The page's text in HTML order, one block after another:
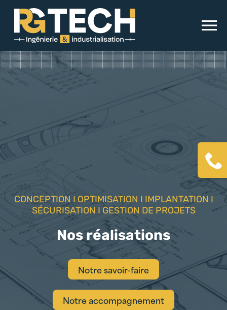
Contact
CONCEPTION I OPTIMISATION I IMPLANTATION I
SÉCURISATION I GESTION DE PROJETS
Nos réalisations
Notre savoir-faire
Notre accompagnement